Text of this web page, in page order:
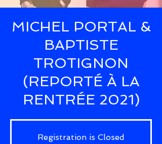
MICHEL PORTAL &
BAPTISTE
TROTIGNON
(REPORTÉ À LA
RENTRÉE 2021)
Registration is Closed